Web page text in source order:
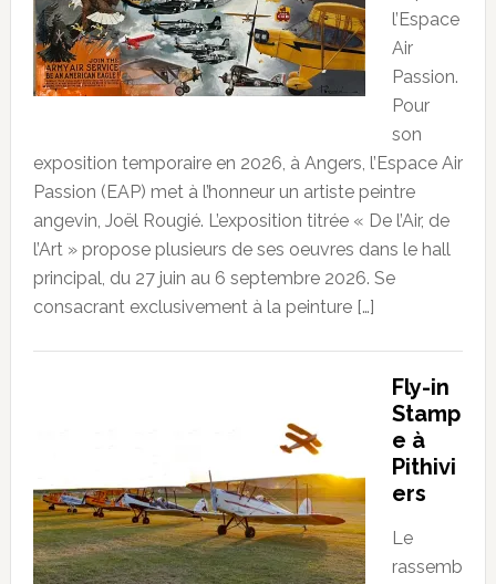
l’Espace
Air
Passion.
Pour
son
exposition temporaire en 2026, à Angers, l’Espace Air
Passion (EAP) met à l’honneur un artiste peintre
angevin, Joël Rougié. L’exposition titrée « De l’Air, de
l’Art » propose plusieurs de ses oeuvres dans le hall
principal, du 27 juin au 6 septembre 2026. Se
consacrant exclusivement à la peinture […]
Fly-in
Stamp
e à
Pithivi
ers
Le
rassemb